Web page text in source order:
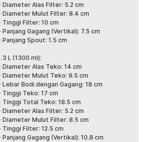
digenggam dan stabil saat dituangkan,
Anda menuang teh dengan kontrol lebih
Bagian mulut teko dibuat presisi agar
dan terarah. Ideal untuk penggunaan
dan bebas repot.
untuk pembelian produk ini:
Diameter Alas Filter: 5.2 cm
Diameter Mulut Filter: 8.4 cm
Tinggi Filter: 10 cm
Panjang Gagang (Vertikal): 7.5 cm
Panjang Spout: 1.5 cm
L (1300 ml):
Diameter Alas Teko: 14 cm
Diameter Mulut Teko: 9.5 cm
Lebar Bodi dengan Gagang: 18 cm
Tinggi Teko: 17 cm
Tinggi Total Teko: 18.5 cm
Diameter Alas Filter: 5.2 cm
Diameter Mulut Filter: 8.5 cm
Tinggi Filter: 12.5 cm
Panjang Gagang (Vertikal): 10.8 cm